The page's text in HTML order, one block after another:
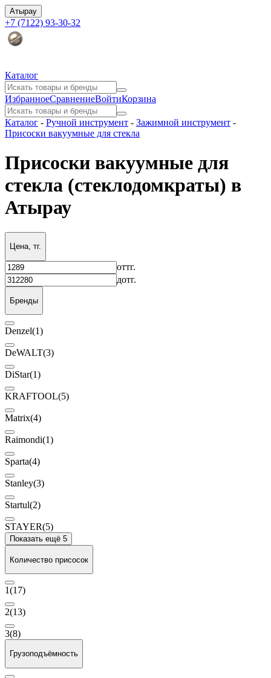
Атырау
+7 (7122) 93-30-32
Каталог
ИзбранноеСравнениеВойтиКорзина
Каталог - Ручной инструмент - Зажимной инструмент -
Присоски вакуумные для стекла
Присоски вакуумные для
стекла (стеклодомкраты) в
Атырау
Цена, тг.
оттг.
дотг.
Бренды
Denzel(1)
DeWALT(3)
DiStar(1)
KRAFTOOL(5)
Matrix(4)
Raimondi(1)
Sparta(4)
Stanley(3)
Startul(2)
STAYER(5)
Показать ещё 5
Количество присосок
1(17)
2(13)
3(8)
Грузоподъёмность